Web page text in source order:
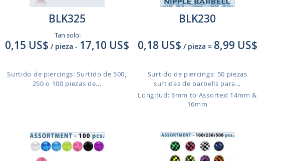
BLK325
Tan solo:
0,15 US$ / pieza - 17,10 US$
Surtido de piercings: Surtido de 500,
250 o 100 piezas de...
BLK230
0,18 US$ / pieza = 8,99 US$
Surtido de piercings: 50 piezas
surtidas de barbells para...
Longitud: 6mm to Assorted 14mm &
16mm